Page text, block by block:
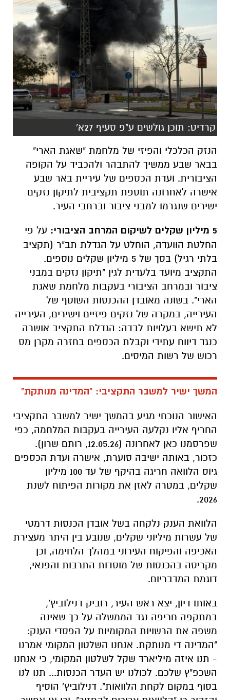
קרדיט: תוכן גולשים ע"פ סעיף 27א'
הנזק הכלכלי והפיזי של מלחמת "שאגת הארי"
בבאר שבע ממשיך להתבהר ולהכביד על הקופה
הציבורית. ועדת הכספים של עיריית באר שבע
אישרה לאחרונה תוספת תקציבית לתיקון נזקים
ישירים שנגרמו למבני ציבור וברחבי העיר.
5 מיליון שקלים לשיקום המרחב הציבורי:
על פי
החלטת הוועדה, הוחלט על הגדלת תב"ר (תקציב
בלתי רגיל) בסך של 5 מיליון שקלים נוספים.
התקציב מיועד בלעדית לגין "תיקון נזקים במבני
ציבור ובמרחב הציבורי בעקבות מלחמת שאגת
הארי". בשונה מאובדן ההכנסות השוטף של
העירייה, במקרה של נזקים פיזיים וישירים, העירייה
לא תישא בעלויות לבדה: הגדלת התקציב אושרה
כנגד דיווח עתידי וקבלת הכספים בחזרה מקרן מס
רכוש של רשות המיסים.
המשך ישיר למשבר התקציבי: "המדינה מנותקת"
האישור הנוכחי מגיע בהמשך ישיר למשבר התקציבי
החריף אליו נקלעה העירייה בעקבות המלחמה, כפי
שפרסמנו כאן לאחרונה (12.05.26, רותם שרון).
כזכור, באותה ישיבה סוערת, אישרה ועדת הכספים
גיוס הלוואה חריגה בהיקף של עד 100 מיליון
שקלים, במטרה לאזן את מקורות הפיתוח לשנת
2026.
הלוואת הענק נלקחה בשל אובדן הכנסות דרמטי
של עשרות מיליוני שקלים, שנובע בין היתר מעצירת
האכיפה והפיקוח העירוני במהלך הלחימה, וכן
מקריסה בהכנסות של מוסדות התרבות והפנאי,
דוגמת המדבריום.
באותו דיון, יצא ראש העיר, רוביק דנילוביץ',
במתקפה חריפה נגד הממשלה על כך שאינה
משפה את הרשויות המקומיות על הפסדי הענק:
"המדינה די מנותקת. אנחנו השלטון המקומי אמרנו
- תנו איזה מיליארד שקל לשלטון המקומי, כי אנחנו
השכפ"ץ שלכם. לכולנו יש העדר הכנסות... תנו לנו
בסוף במקום לקחת הלוואות". דנילוביץ' הוסיף